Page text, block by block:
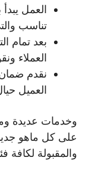
العمل
تناسب
بعد تمام
العملاء
نقدم
العميل
وخدمات عديدة
على كل ماهو جديد
والمقبولة لكافة